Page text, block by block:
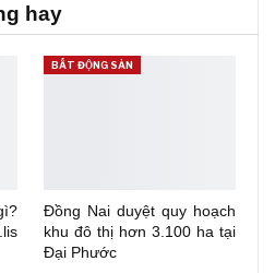
hay
BẤT ĐỘNG SẢN
Đồng Nai duyệt quy hoạch
khu đô thị hơn 3.100 ha tại
Đại Phước